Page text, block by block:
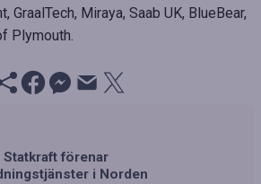
GraalTech, Miraya, Saab UK, BlueBear,
Plymouth.
Statkraft förenar
i Norden